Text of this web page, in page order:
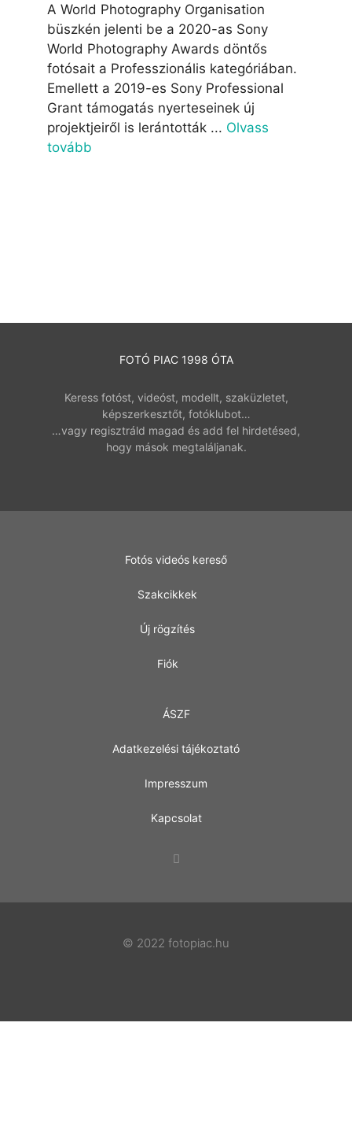
A World Photography Organisation
büszkén jelenti be a 2020-as Sony
World Photography Awards döntős
fotósait a Professzionális kategóriában.
Emellett a 2019-es Sony Professional
Grant támogatás nyerteseinek új
projektjeiről is lerántották ... Olvass
tovább
FOTÓ PIAC 1998 ÓTA
Keress fotóst, videóst, modellt, szaküzletet,
képszerkesztőt, fotóklubot…
…vagy regisztráld magad és add fel hirdetésed,
hogy mások megtaláljanak.
Fotós videós kereső
Szakcikkek
Új rögzítés
Fiók
ÁSZF
Adatkezelési tájékoztató
Impresszum
Kapcsolat
© 2022 fotopiac.hu